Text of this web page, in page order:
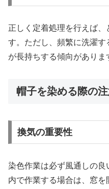
正しく定着処理を行えば、
す。ただし、頻繁に洗濯
が長持ちする傾向がありま
帽子を染める際の
換気の重要性
染色作業は必ず風通しの
内で作業する場合は、窓